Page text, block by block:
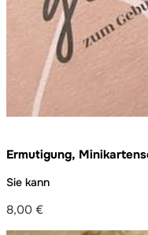
Ermutigung,
Sie kann
8,00 €